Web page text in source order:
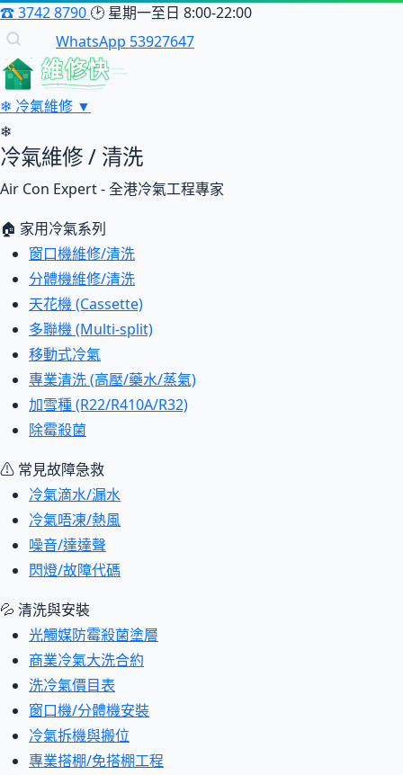
☎3742 8790 🕑 星期一至日 8:00-22:00
WhatsApp 53927647
維修快
❄ 冷氣維修 ▼
❄
冷氣維修 / 清洗
Air Con Expert - 全港冷氣工程專家
🏠 家用冷氣系列
窗口機維修/清洗
分體機維修/清洗
天花機 (Cassette)
多聯機 (Multi-split)
移動式冷氣
專業清洗 (高壓/藥水/蒸氣)
加雪種 (R22/R410A/R32)
除霉殺菌
⚠ 常見故障急救
冷氣滴水/漏水
冷氣唔凍/熱風
噪音/達達聲
閃燈/故障代碼
💦 清洗與安裝
光觸媒防霉殺菌塗層
商業冷氣大洗合約
洗冷氣價目表
窗口機/分體機安裝
冷氣拆機與搬位
專業搭棚/免搭棚工程